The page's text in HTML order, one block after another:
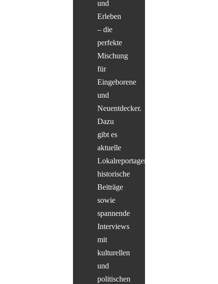
und
Erleben
– die
perfekte
Mischung
für
Eingeborene
und
Neuentdecker.
Dazu
gibt es
aktuelle
Lokalreportagen,
historische
Beiträge
sowie
spannende
Interviews
mit
kulturellen
und
politischen